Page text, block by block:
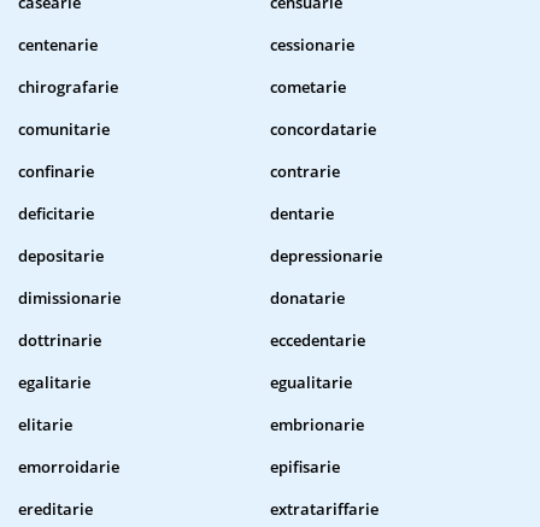
centenarie
cessionarie
chirografarie
cometarie
comunitarie
concordatarie
confinarie
contrarie
deficitarie
dentarie
depositarie
depressionarie
dimissionarie
donatarie
dottrinarie
eccedentarie
egalitarie
egualitarie
elitarie
embrionarie
emorroidarie
epifisarie
ereditarie
extratariffarie